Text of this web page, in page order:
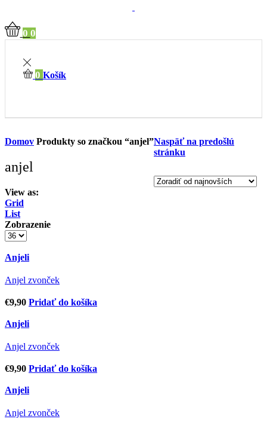
0 0
0 Košík
Domov Produkty so značkou “anjel”
anjel
Naspäť na predošlú
stránku
View as:
Grid
List
Zobrazenie
Anjeli
Anjel zvonček
€9,90 Pridať do košíka
Anjeli
Anjel zvonček
€9,90 Pridať do košíka
Anjeli
Anjel zvonček